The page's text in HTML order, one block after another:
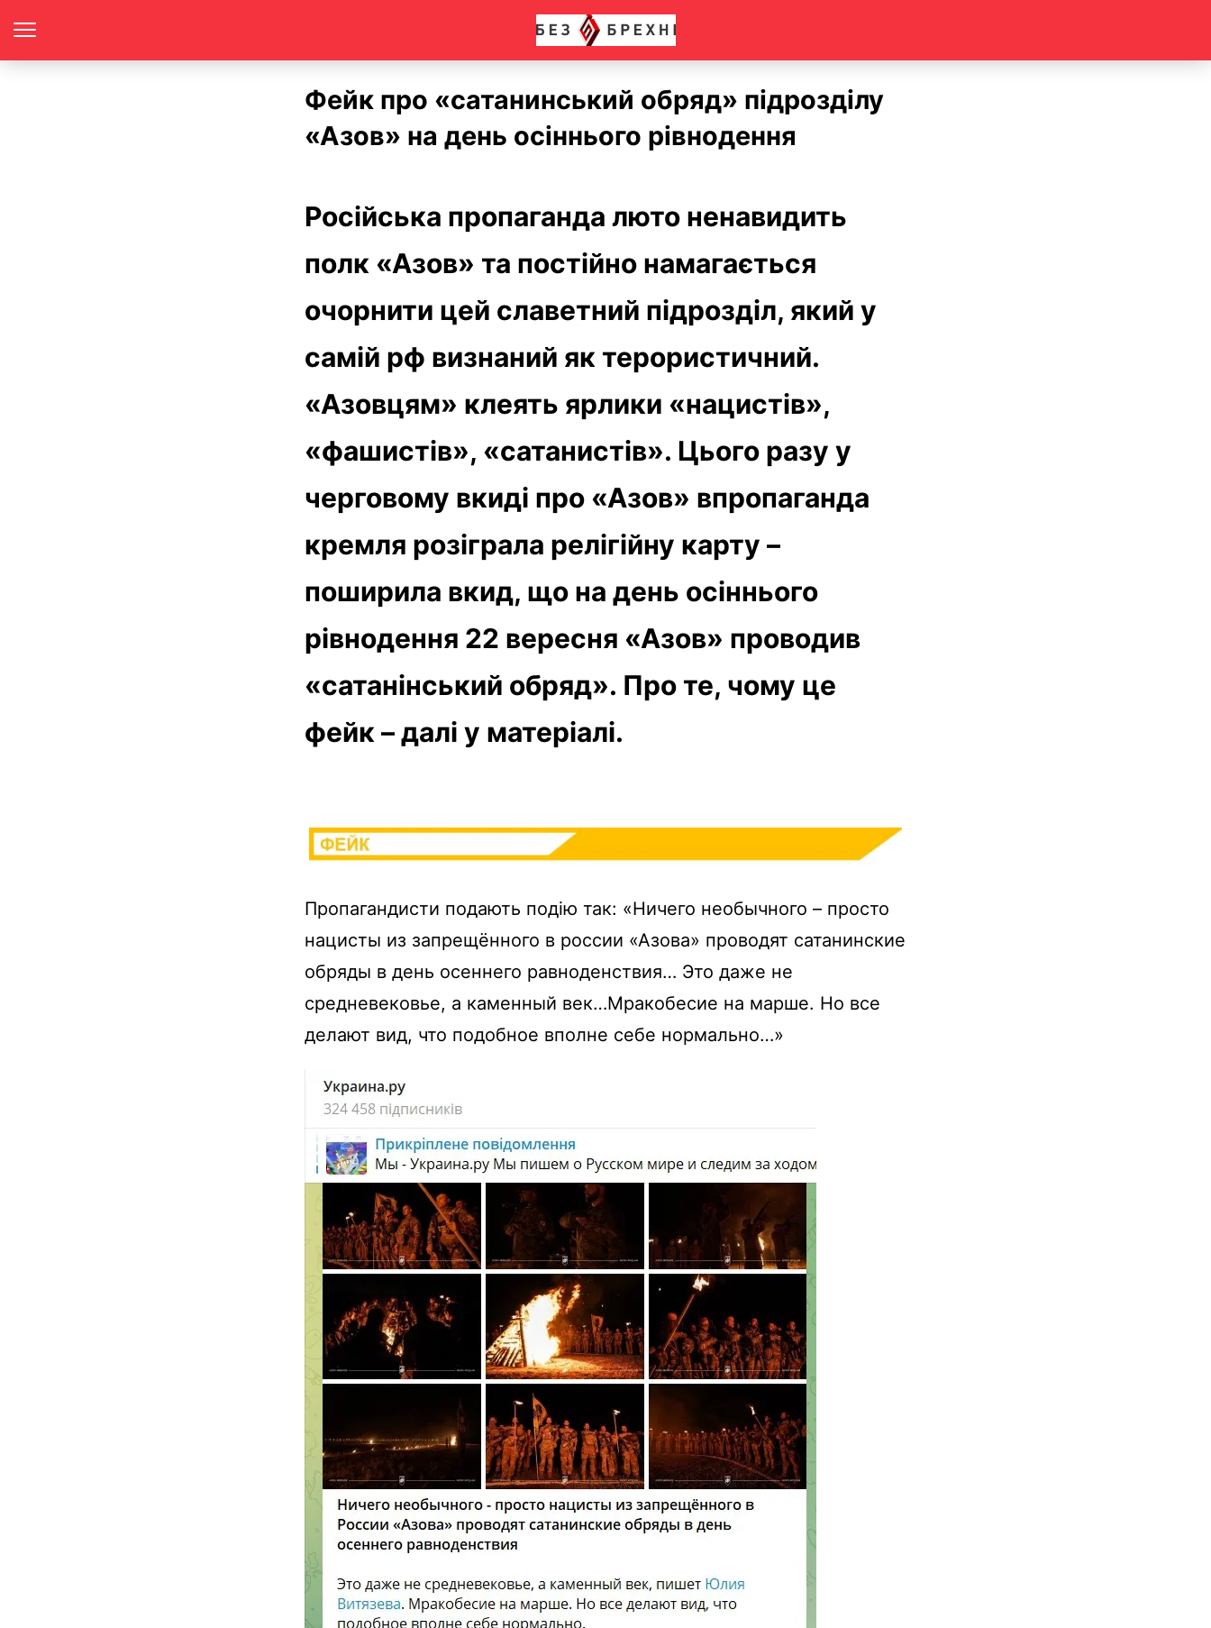
Фейк про «сатанинський обряд» підрозділу
«Азов» на день осіннього рівнодення
Російська пропаганда люто ненавидить
полк «Азов» та постійно намагається
очорнити цей славетний підрозділ, який у
самій рф визнаний як терористичний.
«Азовцям» клеять ярлики «нацистів»,
«фашистів», «сатанистів». Цього разу у
черговому вкиді про «Азов» впропаганда
кремля розіграла релігійну карту –
поширила вкид, що на день осіннього
рівнодення 22 вересня «Азов» проводив
«сатанінський обряд». Про те, чому це
фейк – далі у матеріалі.
Пропагандисти подають подію так: «Ничего необычного – просто
нацисты из запрещённого в россии «Азова» проводят сатанинские
обряды в день осеннего равноденствия… Это даже не
средневековье, а каменный век…Мракобесие на марше. Но все
делают вид, что подобное вполне себе нормально…»